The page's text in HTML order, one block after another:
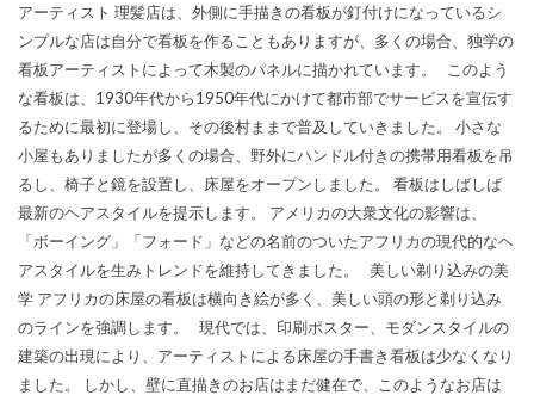
アーティスト 理髪店は、外側に手描きの看板が釘付けになっているシ
ンプルな店は自分で看板を作ることもありますが、多くの場合、独学の
看板アーティストによって木製のパネルに描かれています。 このよう
な看板は、1930年代から1950年代にかけて都市部でサービスを宣伝す
るために最初に登場し、その後村ままで普及していきました。 小さな
小屋もありましたが多くの場合、野外にハンドル付きの携帯用看板を吊
るし、椅子と鏡を設置し、床屋をオープンしました。 看板はしばしば
最新のヘアスタイルを提示します。 アメリカの大衆文化の影響は、
「ボーイング」「フォード」などの名前のついたアフリカの現代的なヘ
アスタイルを生みトレンドを維持してきました。 美しい剃り込みの美
学 アフリカの床屋の看板は横向き絵が多く、美しい頭の形と剃り込み
のラインを強調します。 現代では、印刷ポスター、モダンスタイルの
建築の出現により、アーティストによる床屋の手書き看板は少なくなり
ました。 しかし、壁に直描きのお店はまだ健在で、このようなお店は